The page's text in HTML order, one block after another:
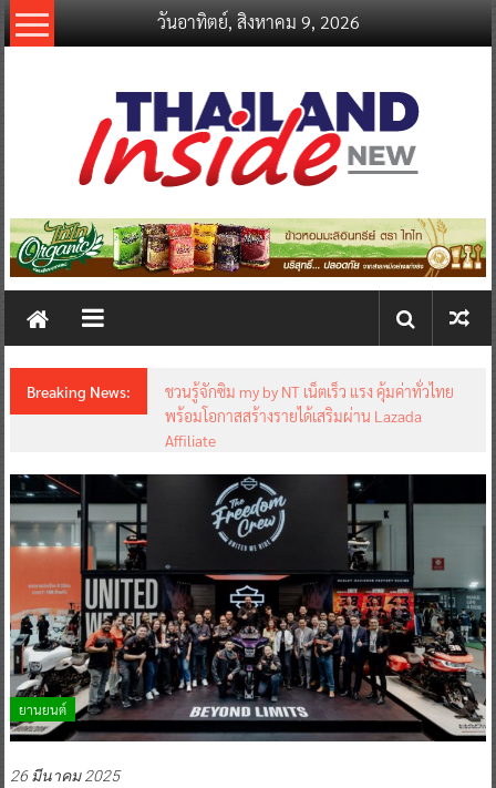
Skip
to
วันอาทิตย์, สิงหาคม 9, 2026
thailandinsidenew.com
Thailand
New
Breaking News:
ชวนรู้จักซิม my by NT เน็ตเร็ว แรง คุ้มค่าทั่วไทย
พร้อมโอกาสสร้างรายได้เสริมผ่าน Lazada
Affiliate
ยานยนต์
26 มีนาคม 2025